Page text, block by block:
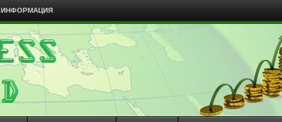
ИНФОРМАЦИЯ